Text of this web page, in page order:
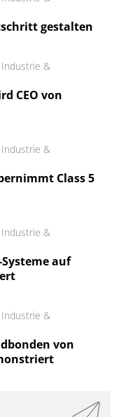
gestalten
Industrie &
CEO von
Industrie &
Class 5
Industrie &
auf
Industrie &
von